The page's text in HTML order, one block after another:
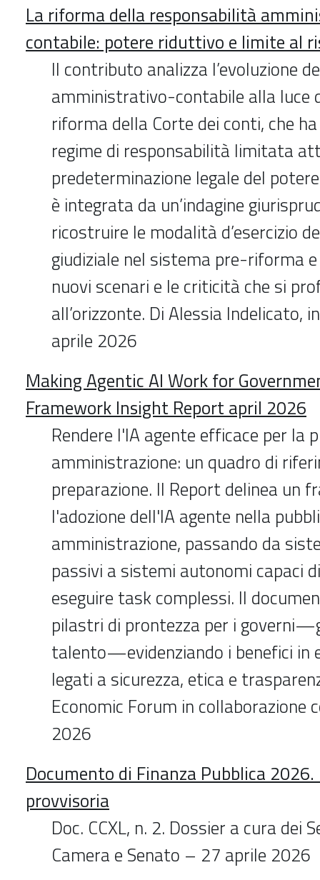
La riforma della responsabilità
contabile: potere riduttivo e limite al
Il contributo analizza l’evoluzione
amministrativo-contabile alla luce
riforma della Corte dei conti, che
regime di responsabilità limitata
predeterminazione legale del
è integrata da un’indagine
ricostruire le modalità d’esercizio
giudiziale nel sistema pre-riforma
nuovi scenari e le criticità che si
all’orizzonte. Di Alessia Indelicato,
aprile 2026
Making Agentic AI Work for
Framework Insight Report april 2026
Rendere l'IA agente efficace per la
amministrazione: un quadro di
preparazione. Il Report delinea un
l'adozione dell'IA agente nella
amministrazione, passando da
passivi a sistemi autonomi capaci
eseguire task complessi. Il
pilastri di prontezza per i
talento—evidenziando i benefici in
legati a sicurezza, etica e
Economic Forum in collaborazione
2026
Documento di Finanza Pubblica 2026.
provvisoria
Doc. CCXL, n. 2. Dossier a cura dei
Camera e Senato – 27 aprile 2026